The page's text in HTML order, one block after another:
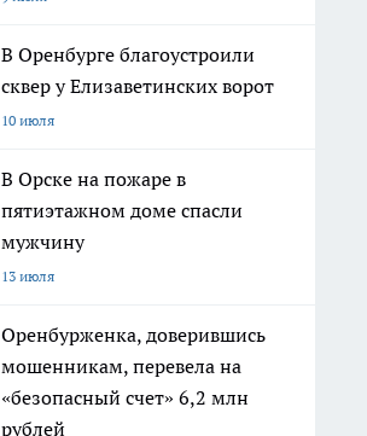
В Оренбурге благоустроили
сквер у Елизаветинских ворот
10 июля
В Орске на пожаре в
пятиэтажном доме спасли
мужчину
13 июля
Оренбурженка, доверившись
мошенникам, перевела на
«безопасный счет» 6,2 млн
рублей